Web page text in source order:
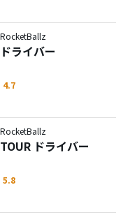
ライバー
4.7
ドライバー
5.8